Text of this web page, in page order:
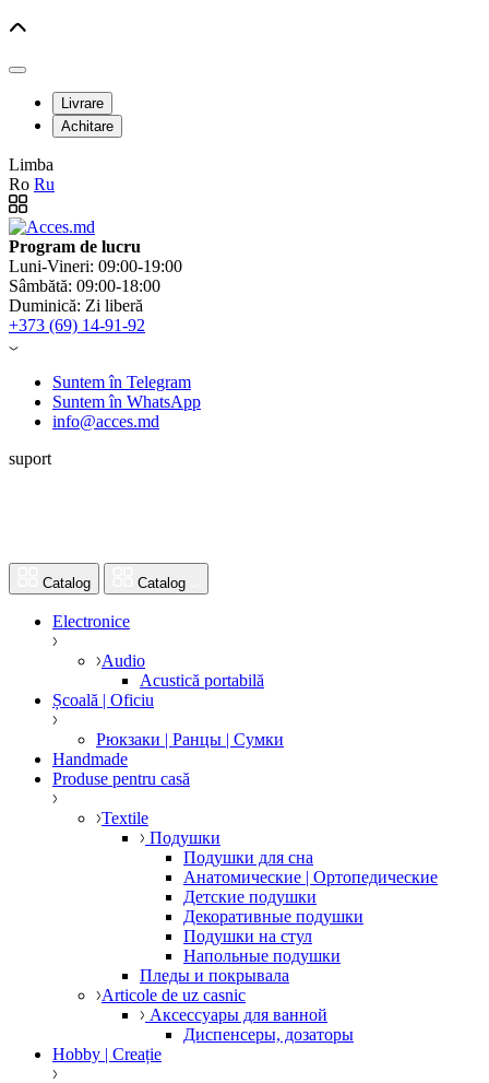
Livrare
Achitare
Limba
Ro Ru
Program de lucru
Luni-Vineri: 09:00-19:00
Sâmbătă: 09:00-18:00
Duminică: Zi liberă
+373 (69) 14-91-92
Suntem în Telegram
Suntem în WhatsApp
info@acces.md
suport
Catalog Catalog
Electronice
Audio
Acustică portabilă
Școală | Oficiu
Рюкзаки | Ранцы | Сумки
Handmade
Produse pentru casă
Textile
Подушки
Подушки для сна
Анатомические | Ортопедические
Детские подушки
Декоративные подушки
Подушки на стул
Напольные подушки
Пледы и покрывала
Articole de uz casnic
Аксессуары для ванной
Диспенсеры, дозаторы
Hobby | Creație